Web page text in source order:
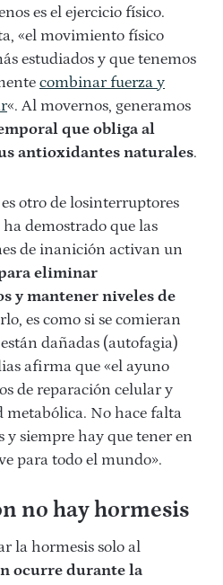
es el ejercicio físico.
«el movimiento físico
estudiados y que tenemos
combinar fuerza y
«. Al movernos, generamos
que obliga al
antioxidantes naturales.
es otro de losinterruptores
demostrado que las
de inanición activan un
eliminar
y mantener niveles de
es como si se comieran
dañadas (autofagia)
afirma que «el ayuno
de reparación celular y
No hace falta
y siempre hay que tener en
para todo el mundo».
no hay hormesis
la hormesis solo al
ocurre durante la